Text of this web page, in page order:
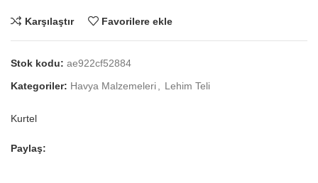
Karşılaştır Favorilere ekle
Stok kodu: ae922cf52884
Kategoriler: Havya Malzemeleri Lehim Teli
Kurtel
Paylaş: